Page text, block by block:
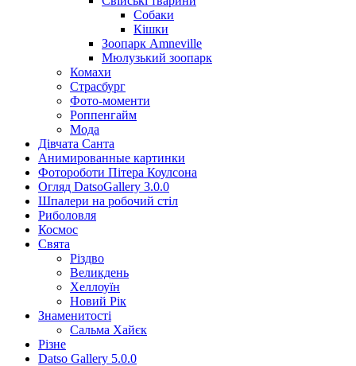
Собаки
Кішки
Зоопарк Amneville
Мюлузький зоопарк
Комахи
Страсбург
Фото-моменти
Роппенгайм
Мода
Дівчата Санта
Aнимированные картинки
Фотороботи Пітера Коулсона
Огляд DatsoGallery 3.0.0
Шпалери на робочий стіл
Риболовля
Космос
Свята
Різдво
Великдень
Хеллоуїн
Новий Рік
Знаменитості
Сальма Хайєк
Різне
Datso Gallery 5.0.0